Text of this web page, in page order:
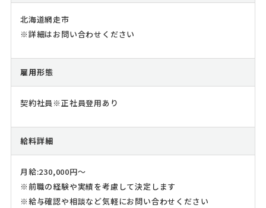
北海道網走市
※詳細はお問い合わせください
雇用形態
契約社員※正社員登用あり
給料詳細
月給:230,000円～
※前職の経験や実績を考慮して決定します
※給与確認や相談など気軽にお問い合わせください